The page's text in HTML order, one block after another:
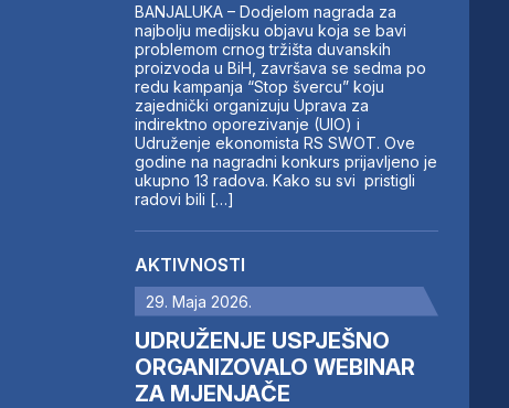
BANJALUKA – Dodjelom nagrada za
najbolju medijsku objavu koja se bavi
problemom crnog tržišta duvanskih
proizvoda u BiH, završava se sedma po
redu kampanja “Stop švercu” koju
zajednički organizuju Uprava za
indirektno oporezivanje (UIO) i
Udruženje ekonomista RS SWOT. Ove
godine na nagradni konkurs prijavljeno je
ukupno 13 radova. Kako su svi pristigli
radovi bili […]
AKTIVNOSTI
29. Maja 2026.
UDRUŽENJE USPJEŠNO
ORGANIZOVALO WEBINAR
ZA MJENJAČE